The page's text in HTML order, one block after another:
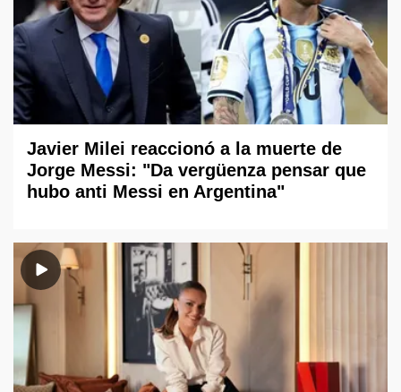
Javier Milei reaccionó a la muerte de
Jorge Messi: "Da vergüenza pensar que
hubo anti Messi en Argentina"